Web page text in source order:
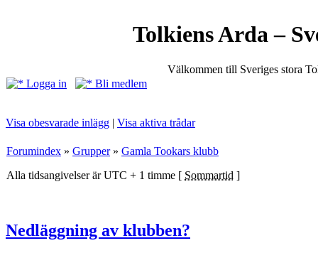
Tolkiens Arda –
Välkommen till Sveriges stora
Logga in
Bli medlem
Visa obesvarade inlägg | Visa aktiva trådar
Forumindex » Grupper» Gamla Tookars klubb
Alla tidsangivelser är UTC + 1 timme [ Sommartid ]
Nedläggning av klubben?